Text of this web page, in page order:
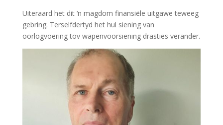
Uiteraard het dit ‘n magdom finansiële uitgawe teweeg
gebring. Terselfdertyd het hul siening van
oorlogvoering tov wapenvoorsiening drasties verander.